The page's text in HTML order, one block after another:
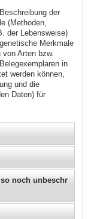
der
(Methoden,
der Lebensweise)
Merkmale
Arten bzw.
in
werden können,
und die
Daten) für
noch unbeschr